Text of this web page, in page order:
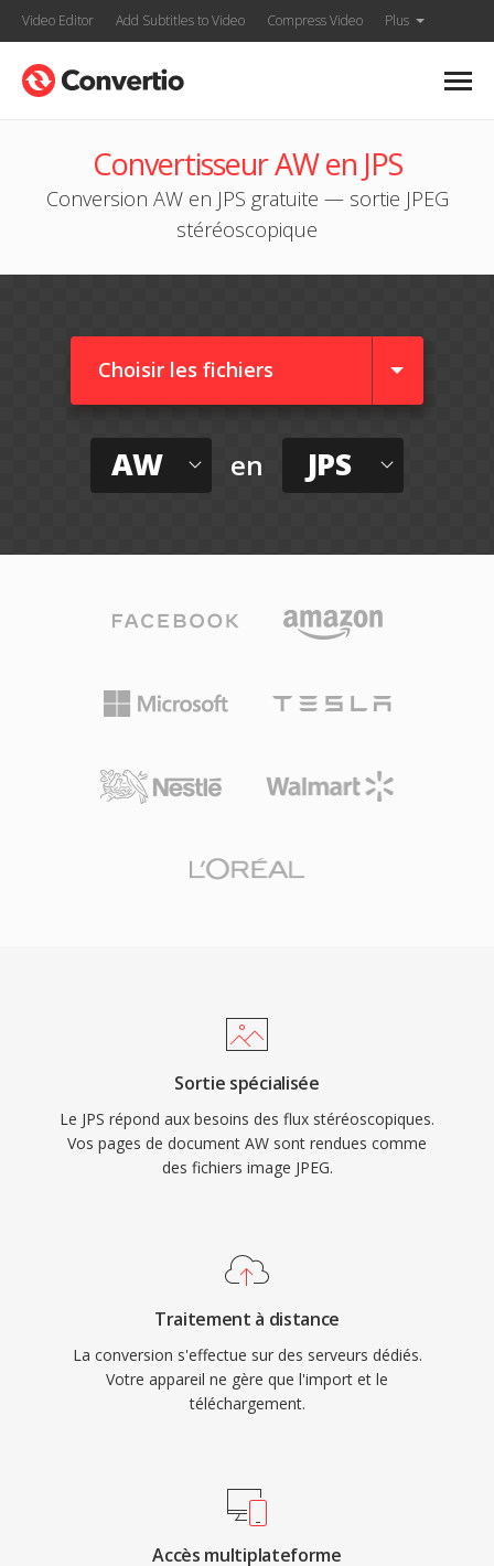
Video Editor Add Subtitles to Video Compress Video Plus
Convertisseur AW en JPS
Conversion AW en JPS gratuite — sortie JPEG
stéréoscopique
Choisir les fichiers
AW en JPS
Sortie spécialisée
Le JPS répond aux besoins des flux stéréoscopiques.
Vos pages de document AW sont rendues comme
des fichiers image JPEG.
Traitement à distance
La conversion s'effectue sur des serveurs dédiés.
Votre appareil ne gère que l'import et le
téléchargement.
Accès multiplateforme